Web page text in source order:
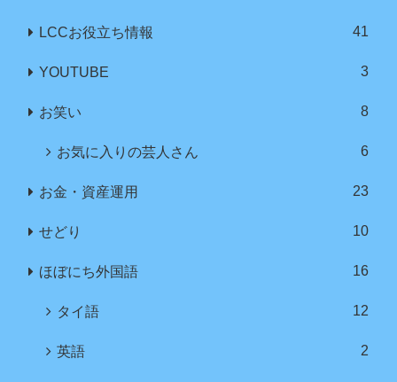
LCCお役立ち情報 41
YOUTUBE 3
お笑い 8
お気に入りの芸人さん 6
お金・資産運用 23
せどり 10
ほぼにち外国語 16
タイ語 12
英語 2